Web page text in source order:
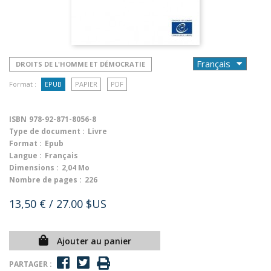
DROITS DE L'HOMME ET DÉMOCRATIE
Format : EPUB PAPIER PDF
ISBN 978-92-871-8056-8
Type de document : Livre
Format : Epub
Langue : Français
Dimensions : 2,04 Mo
Nombre de pages : 226
13,50 € / 27.00 $US
Ajouter au panier
PARTAGER :